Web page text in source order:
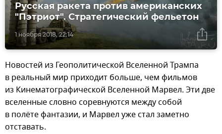
1 ноября 2018, 22:14
Русская ракета против американских
"Пэтриот". Стратегический фельетон
Новостей из Геополитической Вселенной Трампа
в реальный мир приходит больше, чем фильмов
из Кинематографической Вселенной Марвел. Эти две
вселенные словно соревнуются между собой
в полёте фантазии, и Марвел уже стал заметно
отставать.